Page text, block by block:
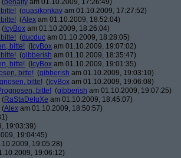
(penalty am 01.10.2009, 17:26:49)
(quasikonkav am 01.10.2009, 17:27:52)
(Alex am 01.10.2009, 18:52:04)
( IcyBox am 01.10.2009, 18:26:04)
(ducduc am 01.10.2009, 18:28:05)
bitte! ( IcyBox am 01.10.2009, 19:07:02)
(gibberish am 01.10.2009, 18:35:47)
bitte! ( IcyBox am 01.10.2009, 19:01:35)
bitte! (gibberish am 01.10.2009, 19:03:10)
bitte! ( IcyBox am 01.10.2009, 19:06:08)
bitte! (gibberish am 01.10.2009, 19:07:25)
(RaStaDeluXe am 01.10.2009, 18:45:07)
(Alex am 01.10.2009, 18:50:57)
19:03:39)
19:04:45)
19:05:28)
19:06:12)